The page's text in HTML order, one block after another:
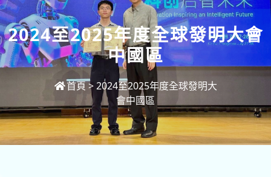
2024至2025年度全球發明大會
中國區
首頁> 2024至2025年度全球發明大
會中國區